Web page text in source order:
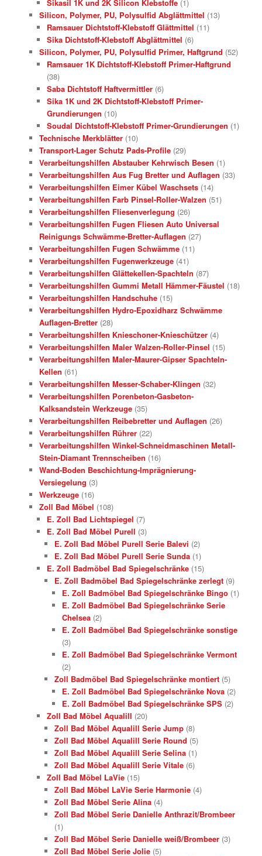
Sikasil 1K und 2K Silicon Klebstoffe (1)
Silicon, Polymer, PU, Polysulfid Abglättmittel (13)
Ramsauer Dichtstoff-Klebstoff Glättmittel (11)
Sika Dichtstoff-Klebstoff Abglättmittel (6)
Silicon, Polymer, PU, Polysulfid Primer, Haftgrund (52)
Ramsauer 1K Dichtstoff-Klebstoff Primer-Haftgrund
(38)
Saba Dichtstoff Haftvermittler (6)
Sika 1K und 2K Dichtstoff-Klebstoff Primer-
Grundierungen (10)
Soudal Dichtstoff-Klebstoff Primer-Grundierungen (1)
Technische Merkblätter (10)
Transport-Lager Schutz Pads-Profile (29)
Verarbeitungshilfen Abstauber Kehrwisch Besen (1)
Verarbeitungshilfen Aus Fug Bretter und Auflagen (33)
Verarbeitungshilfen Eimer Kübel Waschsets (14)
Verarbeitungshilfen Farb Pinsel-Roller-Walzen (51)
Verarbeitungshilfen Fliesenverlegung (26)
Verarbeitungshilfen Fugen Fliesen Auto Universal
Reinigungs Schwämme-Bretter-Auflagen (27)
Verarbeitungshilfen Fugen Schwämme (11)
Verarbeitungshilfen Fugenwerkzeuge (41)
Verarbeitungshilfen Glättekellen-Spachteln (87)
Verarbeitungshilfen Gummi Metall Hämmer-Fäustel (18)
Verarbeitungshilfen Handschuhe (15)
Verarbeitungshilfen Hydro-Epoxidharz Schwämme
Auflagen-Bretter (28)
Verarbeitungshilfen Knieschoner-Knieschützer (4)
Verarbeitungshilfen Maler Walzen-Roller-Pinsel (15)
Verarbeitungshilfen Maler-Maurer-Gipser Spachteln-
Kellen (61)
Verarbeitungshilfen Messer-Schaber-Klingen (32)
Verarbeitungshilfen Porenbeton-Gasbeton-
Kalksandstein Werkzeuge (35)
Verarbeitungshilfen Reibebretter und Auflagen (26)
Verarbeitungshilfen Rührer (22)
Verarbeitungshilfen Winkel-Schneidmaschinen Metall-
Stein-Diamant Trennscheiben (16)
Wand-Boden Beschichtung-Imprägnierung-
Versiegelung (3)
Werkzeuge (16)
Zoll Bad Möbel (108)
E. Zoll Bad Lichtspiegel (7)
E. Zoll Bad Möbel Purell (3)
E. Zoll Bad Möbel Purell Serie Balevi (2)
E. Zoll Bad Möbel Purell Serie Sunda (1)
E. Zoll Badmöbel Bad Spiegelschränke (15)
E. Zoll Badmöbel Bad Spiegelschränke zerlegt (9)
E. Zoll Badmöbel Bad Spiegelschränke Bingo (1)
E. Zoll Badmöbel Bad Spiegelschränke Serie
Chelsea (2)
E. Zoll Badmöbel Bad Spiegelschränke sonstige
(3)
E. Zoll Badmöbel Bad Spiegelschränke Vermont
(2)
Zoll Badmöbel Bad Spiegelschränke montiert (5)
E. Zoll Badmöbel Bad Spiegelschränke Nova (2)
E. Zoll Badmöbel Bad Spiegelschränke SPS (2)
Zoll Bad Möbel Aqualill (20)
Zoll Bad Möbel Aqualill Serie Jump (8)
Zoll Bad Möbel Aqualill Serie Round (5)
Zoll Bad Möbel Aqualill Serie Selina (1)
Zoll Bad Möbel Aqualill Serie Vitale (6)
Zoll Bad Möbel LaVie (15)
Zoll Bad Möbel LaVie Serie Harmonie (4)
Zoll Bad Möbel Serie Alina (4)
Zoll Bad Möbel Serie Danielle Anthrazit/Brombeer
(1)
Zoll Bad Möbel Serie Danielle weiß/Brombeer (3)
Zoll Bad Möbel Serie Jolie (5)